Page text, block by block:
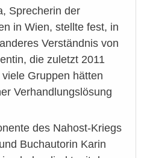
Sprecherin der
in Wien, stellte fest, in
Verständnis von
die zuletzt 2011
Gruppen hätten
Verhandlungslösung
des Nahost-Kriegs
Buchautorin Karin